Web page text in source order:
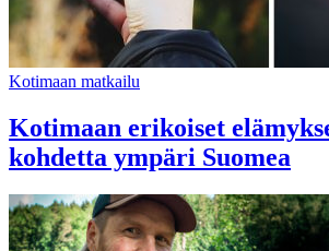
Kotimaan matkailu
Kotimaan erikoiset
kohdetta ympäri Suomea